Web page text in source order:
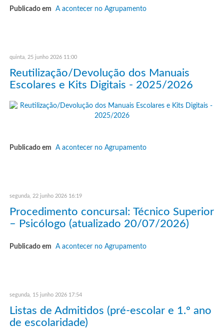
Publicado em A acontecer no Agrupamento
quinta, 25 junho 2026 11:00
Reutilização/Devolução dos Manuais
Escolares e Kits Digitais - 2025/2026
Publicado em A acontecer no Agrupamento
segunda, 22 junho 2026 16:19
Procedimento concursal: Técnico Superior
– Psicólogo (atualizado 20/07/2026)
Publicado em A acontecer no Agrupamento
segunda, 15 junho 2026 17:54
Listas de Admitidos (pré-escolar e 1.º ano
de escolaridade)